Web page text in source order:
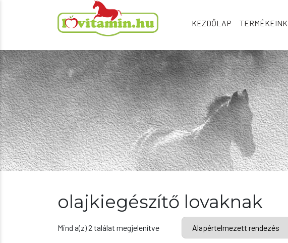
KEZDŐLAP TERMÉKEINK
olajkiegészítő lovaknak
Mind a(z) 2 találat megjelenítve